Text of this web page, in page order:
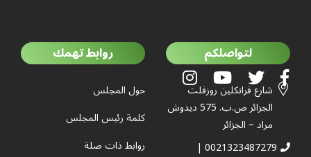
لتواصلكم
شارع فرانكلين روزفلت
الجزائر ص.ب. 575 ديدوش
مراد – الجزائر
0021323487279 |
روابط تهمك
حول المجلس
كلمة رئيس المجلس
روابط ذات صلة